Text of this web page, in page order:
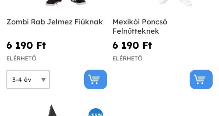
Zombi Rab Jelmez Fiúknak
6 190 Ft‎
ELÉRHETŐ
Mexikói Poncsó
Felnőtteknek
6 190 Ft‎
ELÉRHETŐ